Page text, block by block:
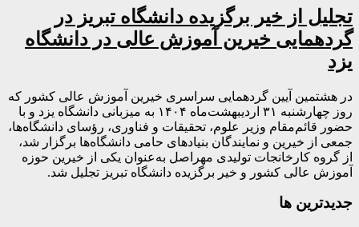
تجلیل از خیر برگزیده دانشگاه تبریز در
گردهمایی خیرین آموزش عالی در دانشگاه
یزد
در هشتمین آیین گردهمایی سراسری خیرین آموزش عالی کشور که
روز چهارشنبه ۳۱ اردیبهشت‌ماه ۱۴۰۴ به میزبانی دانشگاه یزد و با
حضور قائم‌مقام وزیر علوم، تحقیقات و فناوری، رؤسای دانشگاه‌ها،
جمعی از خیرین و نمایندگان بنیادهای حامی دانشگاه‌ها برگزار شد،
از گروه کارخانجات تولیدی مهراصل به‌عنوان یکی از خیرین حوزه
آموزش عالی کشور و خیر برگزیده دانشگاه تبریز تجلیل شد.
جديدترين ها